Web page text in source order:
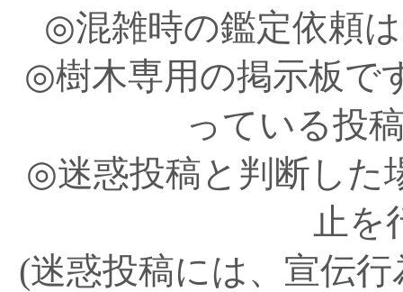
◎混雑時の鑑定依頼
◎樹木専用の掲示板で
っている投
◎迷惑投稿と判断した
止を
(迷惑投稿には、宣伝